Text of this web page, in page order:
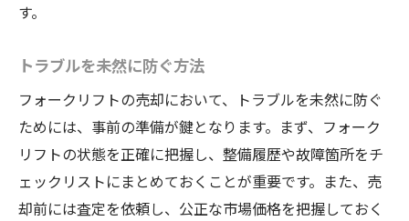
す。
トラブルを未然に防ぐ方法
フォークリフトの売却において、トラブルを未然に防ぐ
ためには、事前の準備が鍵となります。まず、フォーク
リフトの状態を正確に把握し、整備履歴や故障箇所をチ
ェックリストにまとめておくことが重要です。また、売
却前には査定を依頼し、公正な市場価格を把握しておく